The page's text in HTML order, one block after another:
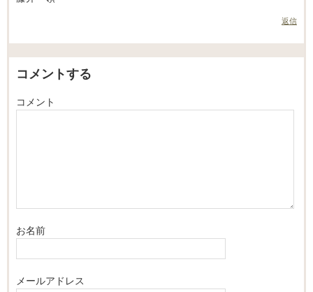
返信
コメントする
コメント
お名前
メールアドレス